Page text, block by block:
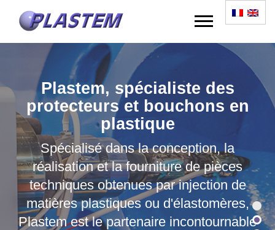
Plastem, spécialiste des
protecteurs et bouchons en
plastique
Spécialisé dans la conception, la
réalisation et la fourniture de pièces
techniques obtenues par injection de
matières plastiques ou d'élastomères,
Plastem est le partenaire incontournable